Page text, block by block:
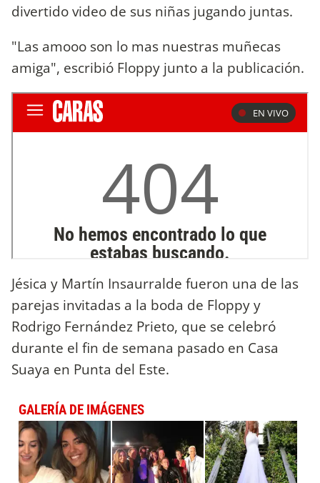
divertido video de sus niñas jugando juntas.
"Las amooo son lo mas nuestras muñecas
amiga", escribió Floppy junto a la publicación.
Jésica y Martín Insaurralde fueron una de las
parejas invitadas a la boda de Floppy y
Rodrigo Fernández Prieto, que se celebró
durante el fin de semana pasado en Casa
Suaya en Punta del Este.
GALERÍA DE IMÁGENES